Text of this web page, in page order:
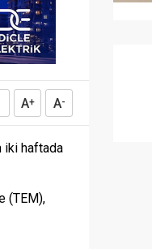
A+ A-
iki haftada
(TEM),